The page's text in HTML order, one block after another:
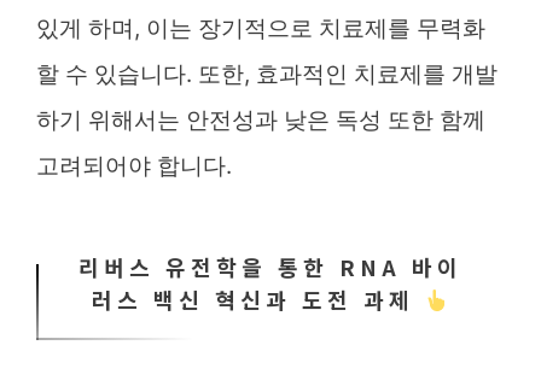
있게 하며, 이는 장기적으로 치료제를 무력화
할 수 있습니다. 또한, 효과적인 치료제를 개발
하기 위해서는 안전성과 낮은 독성 또한 함께
고려되어야 합니다.
리버스 유전학을 통한 RNA 바이
러스 백신 혁신과 도전 과제